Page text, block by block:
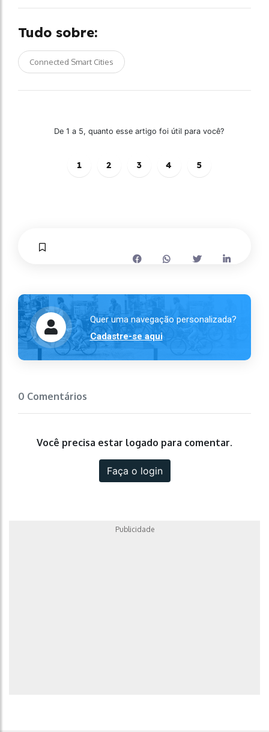
Tudo sobre:
Connected Smart Cities
De 1 a 5, quanto esse artigo foi útil para você?
1 2 3 4 5
Quer uma navegação personalizada?
Cadastre-se aqui
0 Comentários
Você precisa estar logado para comentar.
Faça o login
Publicidade